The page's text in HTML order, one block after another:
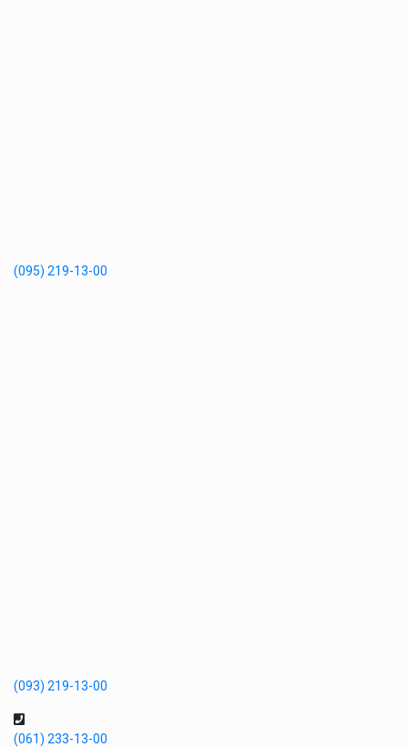
(095) 219-13-00
(093) 219-13-00
(061) 233-13-00